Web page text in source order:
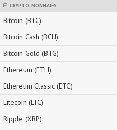
CRYPTO-MONNAIES
Bitcoin (BTC)
Bitcoin Cash (BCH)
Bitcoin Gold (BTG)
Ethereum (ETH)
Ethereum Classic (ETC)
Litecoin (LTC)
Ripple (XRP)